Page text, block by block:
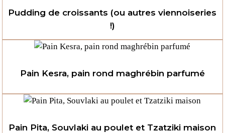
Pudding de croissants (ou autres viennoiseries
!)
Pain Kesra, pain rond maghrébin parfumé
Pain Pita, Souvlaki au poulet et Tzatziki maison